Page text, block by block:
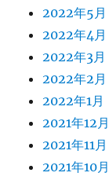
2022年5月
2022年4月
2022年3月
2022年2月
2022年1月
2021年12月
2021年11月
2021年10月